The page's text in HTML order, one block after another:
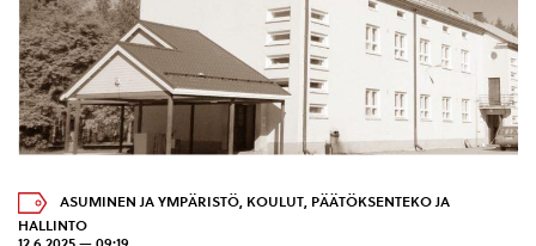
ASUMINEN JA YMPÄRISTÖ, KOULUT, PÄÄTÖKSENTEKO JA
HALLINTO